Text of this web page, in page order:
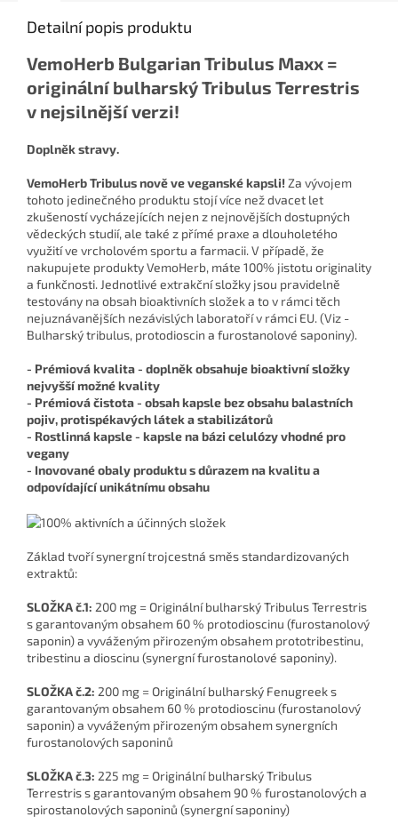
Detailní popis produktu
VemoHerb Bulgarian Tribulus Maxx =
originální bulharský Tribulus Terrestris
v nejsilnější verzi!
Doplněk stravy.
VemoHerb Tribulus nově ve veganské kapsli!Za vývojem
tohoto jedinečného produktu stojí více než dvacet let
zkušeností vycházejících nejen z nejnovějších dostupných
vědeckých studií, ale také z přímé praxe a dlouholetého
využití ve vrcholovém sportu a farmacii. V případě, že
nakupujete produkty VemoHerb, máte 100% jistotu originality
a funkčnosti. Jednotlivé extrakční složky jsou pravidelně
testovány na obsah bioaktivních složek a to v rámci těch
nejuznávanějších nezávislých laboratoří v rámci EU. (Viz -
Bulharský tribulus, protodioscin a furostanolové saponiny).
- Prémiová kvalita - doplněk obsahuje bioaktivní složky
nejvyšší možné kvality
- Prémiová čistota - obsah kapsle bez obsahu balastních
pojiv, protispékavých látek a stabilizátorů
- Rostlinná kapsle - kapsle na bázi celulózy vhodné pro
vegany
- Inovované obaly produktu s důrazem na kvalitu a
odpovídající unikátnímu obsahu
Základ tvoří synergní trojcestná směs standardizovaných
extraktů:
SLOŽKA č.1: 200 mg = Originální bulharský Tribulus Terrestris
s garantovaným obsahem 60 % protodioscinu (furostanolový
saponin) a vyváženým přirozeným obsahem prototribestinu,
tribestinu a dioscinu (synergní furostanolové saponiny).
SLOŽKA č.2: 200 mg = Originální bulharský Fenugreek s
garantovaným obsahem 60 % protodioscinu (furostanolový
saponin) a vyváženým přirozeným obsahem synergních
furostanolových saponinů
SLOŽKA č.3: 225 mg = Originální bulharský Tribulus
Terrestris s garantovaným obsahem 90 % furostanolových a
spirostanolových saponinů (synergní saponiny)